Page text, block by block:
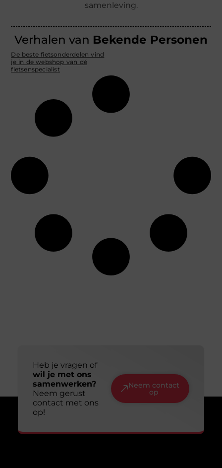
samenleving.
Verhalen van Bekende Personen
De beste fietsonderdelen vind
je in de webshop van dé
fietsenspecialist
Heb je vragen of
wil je met ons
samenwerken?
Neem gerust
contact met ons
op!
Neem contact
op